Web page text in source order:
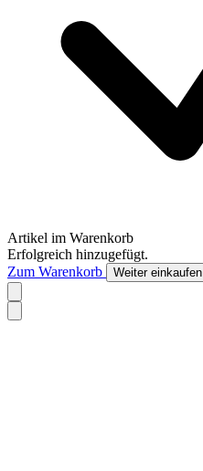
Artikel im Warenkorb
Erfolgreich hinzugefügt.
Zum Warenkorb
Weiter einkaufen